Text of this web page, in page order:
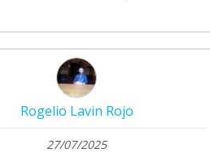
Rogelio Lavin Rojo
27/07/2025